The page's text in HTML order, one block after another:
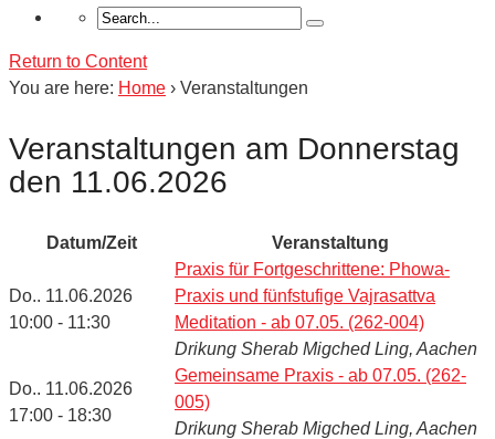
Return to Content
You are here: Home › Veranstaltungen
Veranstaltungen am Donnerstag
den 11.06.2026
Datum/Zeit Veranstaltung
Do.. 11.06.2026
10:00 - 11:30
Praxis für Fortgeschrittene: Phowa-
Praxis und fünfstufige Vajrasattva
Meditation - ab 07.05. (262-004)
Drikung Sherab Migched Ling, Aachen
Do.. 11.06.2026
17:00 - 18:30
Gemeinsame Praxis - ab 07.05. (262-
005)
Drikung Sherab Migched Ling, Aachen